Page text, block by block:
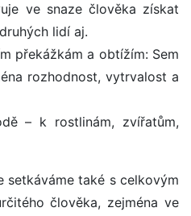
ve snaze člověka získat
lidí aj.
překážkám a obtížím: Sem
rozhodnost, vytrvalost a
– k rostlinám, zvířatům,
setkáváme také s celkovým
člověka, zejména ve